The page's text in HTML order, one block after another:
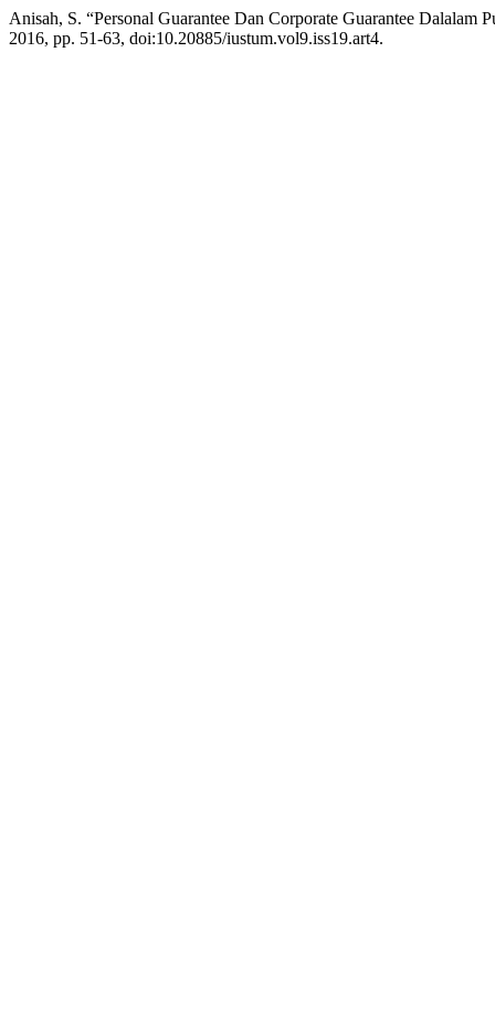
Anisah, S. “Personal Guarantee Dan Corporate Guarantee Dalalam
2016, pp. 51-63, doi:10.20885/iustum.vol9.iss19.art4.